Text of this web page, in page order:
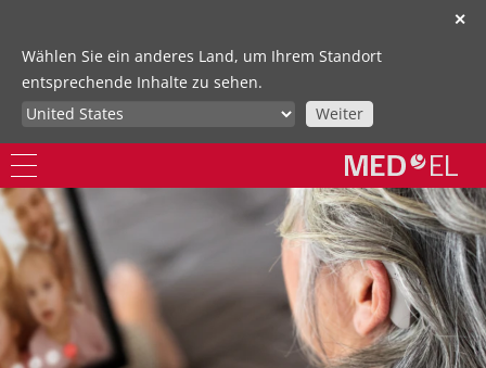
✕
Wählen Sie ein anderes Land, um Ihrem Standort
entsprechende Inhalte zu sehen.
Weiter